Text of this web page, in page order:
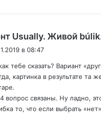
Usually. Живой
в 08:47
тебе сказать? Вариант
картинка в результате та
вопрос связаны. Ну ладно,
то, что если выбрать